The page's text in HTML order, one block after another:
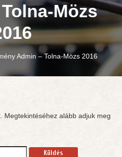
Mözs
Admin – Tolna-Mözs 2016
Megtekintéséhez alább adjuk meg